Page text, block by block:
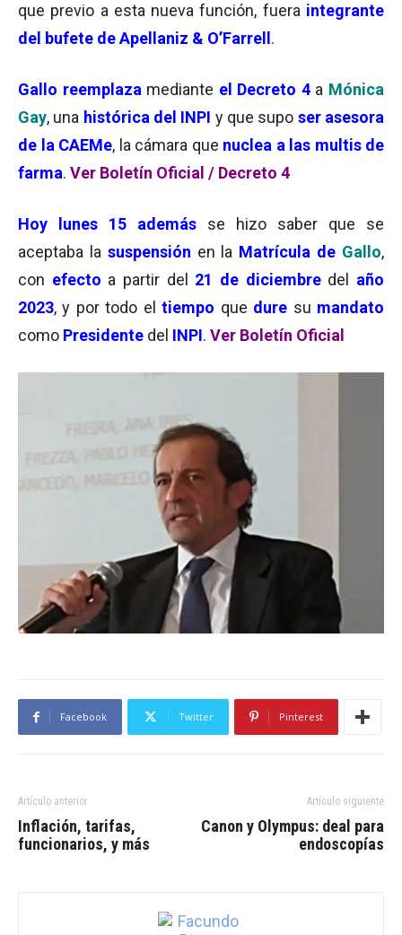
que previo a esta nueva función, fuera integrante
del bufete de Apellaniz & O’Farrell .
Gallo reemplaza mediante el Decreto 4a Mónica
Gay, una histórica del INPI y que supo ser asesora
de la CAEMe, la cámara que nuclea a las multis de
farma. Ver Boletín Oficial / Decreto 4
Hoy lunes 15 además
se hizo saber que se
aceptaba la suspensión en la Matrícula de Gallo,
con efecto a partir del 21 de diciembredel
año
2023, y por todo eltiempo que dure su mandato
como Presidente del INPI. Ver Boletín Oficial
Facebook Twitter Pinterest
Artículo anterior
Inflación, tarifas,
funcionarios, y más
Artículo siguiente
Canon y Olympus: deal para
endoscopías